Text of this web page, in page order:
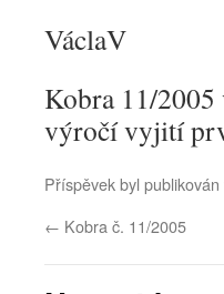
VáclaV
Kobra 11/
výročí vyjití
Příspěvek byl
← Kobra č. 11/2005